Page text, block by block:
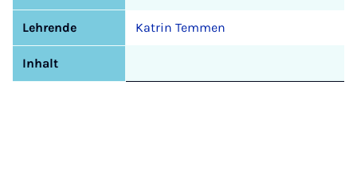
Lehrende Katrin Temmen
Inhalt